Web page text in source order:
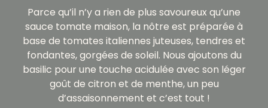
Parce qu’il n’y a rien de plus savoureux qu’une
sauce tomate maison, la nôtre est préparée à
base de tomates italiennes juteuses, tendres et
fondantes, gorgées de soleil. Nous ajoutons du
basilic pour une touche acidulée avec son léger
goût de citron et de menthe, un peu
d’assaisonnement et c’est tout !